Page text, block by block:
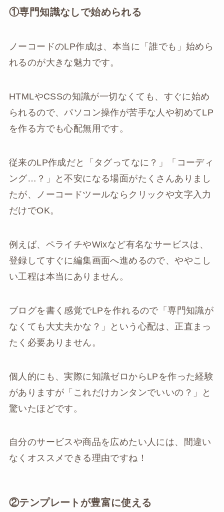
①専門知識なしで始められる
ノーコードのLP作成は、本当に「誰でも」始めら
れるのが大きな魅力です。
HTMLやCSSの知識が一切なくても、すぐに始め
られるので、パソコン操作が苦手な人や初めてLP
を作る方でも心配無用です。
従来のLP作成だと「タグってなに？」「コーディ
ング…？」と不安になる場面がたくさんありまし
たが、ノーコードツールならクリックや文字入力
だけでOK。
例えば、ペライチやWixなど有名なサービスは、
登録してすぐに編集画面へ進めるので、ややこし
い工程は本当にありません。
ブログを書く感覚でLPを作れるので「専門知識が
なくても大丈夫かな？」という心配は、正直まっ
たく必要ありません。
個人的にも、実際に知識ゼロからLPを作った経験
がありますが「これだけカンタンでいいの？」と
驚いたほどです。
自分のサービスや商品を広めたい人には、間違い
なくオススメできる理由ですね！
②テンプレートが豊富に使える